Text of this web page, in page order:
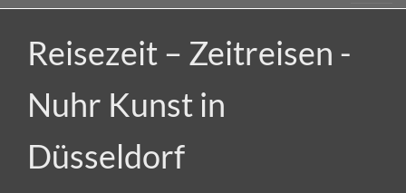
Reisezeit – Zeitreisen -
Nuhr Kunst in
Düsseldorf